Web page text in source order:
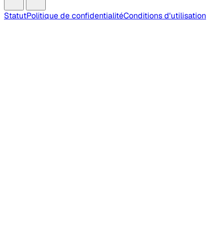
StatutPolitique de confidentialitéConditions d'utilisation